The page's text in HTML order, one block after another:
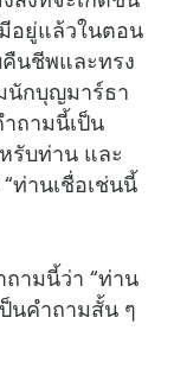
อยู่แล้วในตอน
คืนชีพและทรง
นักบุญมาร์ธา
ำถามนี้เป็น
รับท่าน และ
ท่านเชื่อเช่นนี้
มนี้ว่า “ท่าน
นคำถามสั้น ๆ